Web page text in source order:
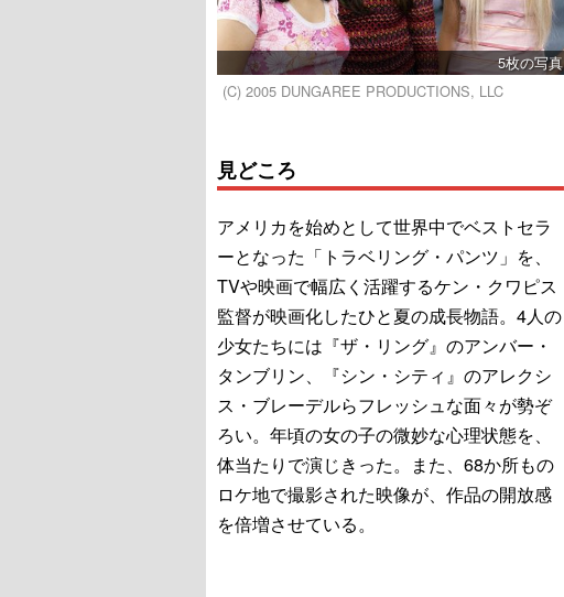
5枚の写真
(C) 2005 DUNGAREE PRODUCTIONS, LLC
見どころ
アメリカを始めとして世界中でベストセラ
ーとなった「トラベリング・パンツ」を、
TVや映画で幅広く活躍するケン・クワピス
監督が映画化したひと夏の成長物語。4人の
少女たちには『ザ・リング』のアンバー・
タンブリン、『シン・シティ』のアレクシ
ス・ブレーデルらフレッシュな面々が勢ぞ
ろい。年頃の女の子の微妙な心理状態を、
体当たりで演じきった。また、68か所もの
ロケ地で撮影された映像が、作品の開放感
を倍増させている。